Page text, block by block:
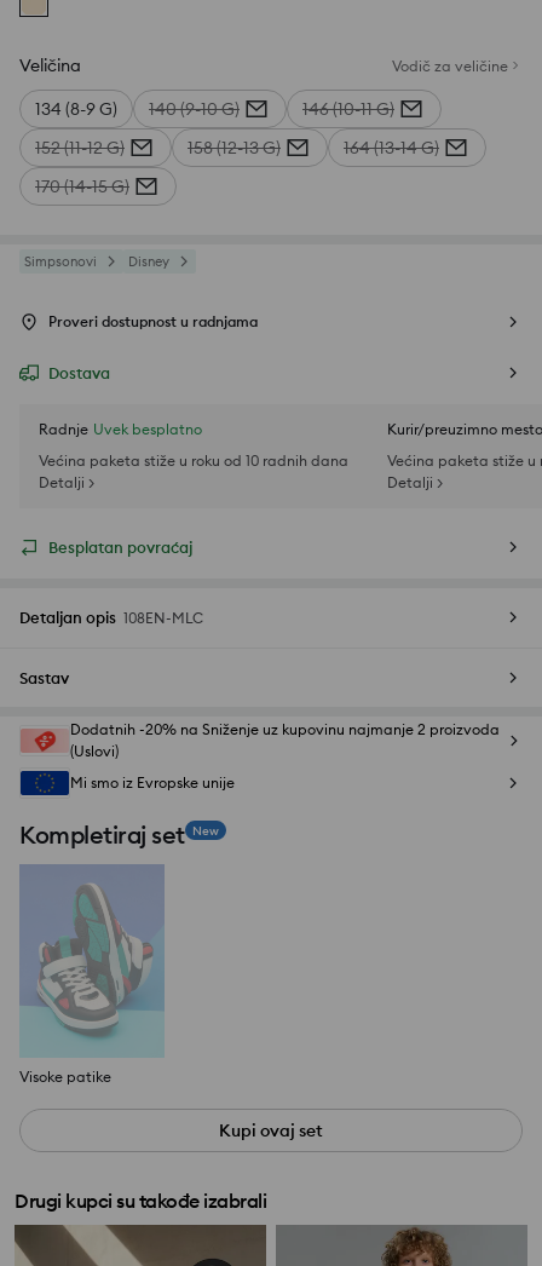
Veličina Vodič za veličine
134 (8-9 G) 140 (9-10 G)
146 (10-11 G)
152 (11-12 G)
158 (12-13 G)
164 (13-14 G)
170 (14-15 G)
Simpsonovi Disney
Proveri dostupnost u radnjama
Dostava
Radnje Uvek besplatno
Većina paketa stiže u roku od 10 radnih dana
Detalji >
Kurir/preuzimno mesto
Većina paketa stiže u
Detalji >
Besplatan povraćaj
Detaljan opis 108EN-MLC
Sastav
Dodatnih -20% na Sniženje uz kupovinu najmanje 2 proizvoda
(Uslovi)
Mi smo iz Evropske unije
Kompletiraj set New
Visoke patike
Kupi ovaj set
Drugi kupci su takođe izabrali